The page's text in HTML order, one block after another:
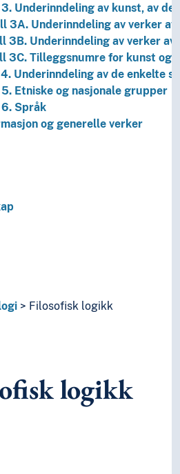
Underinndeling av kunst, av
3A. Underinndeling av verker
3B. Underinndeling av verker
3C. Tilleggsnumre for kunst og
Underinndeling av de enkelte
Etniske og nasjonale grupper
Språk
og generelle verker
Filosofisk logikk
logikk